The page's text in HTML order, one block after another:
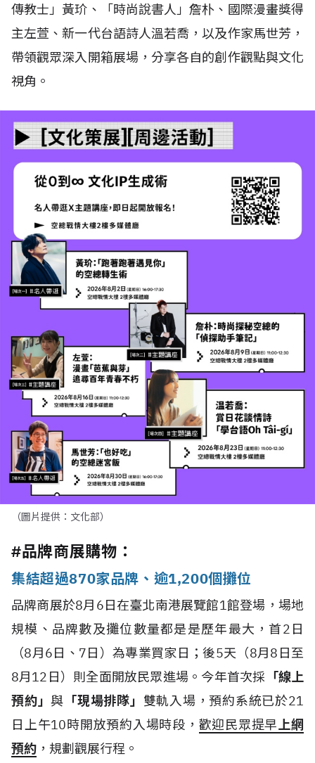
傳教士」黃玠、「時尚說書人」詹朴、國際漫畫獎得
主左萱、新一代台語詩人溫若喬，以及作家馬世芳，
帶領觀眾深入開箱展場，分享各自的創作觀點與文化
視角。
（圖片提供：文化部）
#品牌商展購物：
集結超過870家品牌、逾1,200個攤位
品牌商展於8月6日在臺北南港展覽館1館登場，場地
規模、品牌數及攤位數量都是是歷年最大，首2日
（8月6日、7日）為專業買家日；後5天（8月8日至
8月12日）則全面開放民眾進場。今年首次採 「線上
預約」與 「現場排隊」 雙軌入場，預約系統已於21
日上午10時開放預約入場時段， 歡迎民眾提早上網
預約 ，規劃觀展行程。